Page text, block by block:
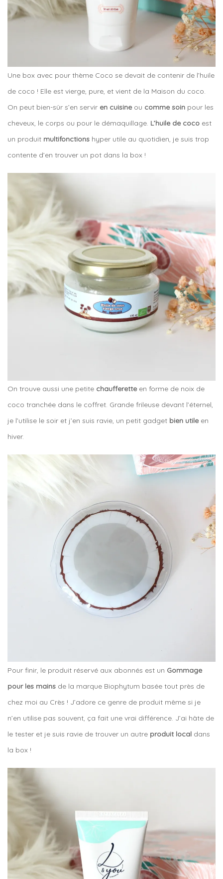
Une box avec pour thème Coco se devait de contenir de l’huile
de coco ! Elle est vierge, pure, et vient de la Maison du coco.
On peut bien-sûr s’en servir en cuisine ou comme soin pour les
cheveux, le corps ou pour le démaquillage. L’huile de coco est
un produit multifonctions hyper utile au quotidien, je suis trop
contente d’en trouver un pot dans la box !
On trouve aussi une petite chaufferette en forme de noix de
coco tranchée dans le coffret. Grande frileuse devant l’éternel,
je l’utilise le soir et j’en suis ravie, un petit gadget bien utile en
hiver.
Pour finir, le produit réservé aux abonnés est un Gommage
pour les mains de la marque Biophytum basée tout près de
chez moi au Crès ! J’adore ce genre de produit même si je
n’en utilise pas souvent, ça fait une vrai différence. J’ai hâte de
le tester et je suis ravie de trouver un autre produit local dans
la box !